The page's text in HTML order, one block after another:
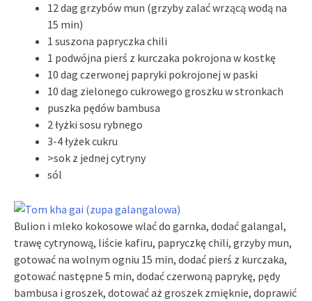
12 dag grzybów mun (grzyby zalać wrzącą wodą na
15 min)
1 suszona papryczka chili
1 podwójna pierś z kurczaka pokrojona w kostkę
10 dag czerwonej papryki pokrojonej w paski
10 dag zielonego cukrowego groszku w stronkach
puszka pędów bambusa
2 łyżki sosu rybnego
3-4 łyżek cukru
>sok z jednej cytryny
sól
Bulion i mleko kokosowe wlać do garnka, dodać galangal,
trawę cytrynową, liście kafiru, papryczkę chili, grzyby mun,
gotować na wolnym ogniu 15 min, dodać pierś z kurczaka,
gotować następne 5 min, dodać czerwoną paprykę, pędy
bambusa i groszek, dotować aż groszek zmięknie, doprawić